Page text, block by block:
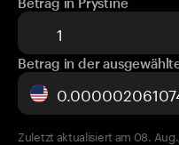
Betrag in der
Zuletzt aktualisiert am 08.